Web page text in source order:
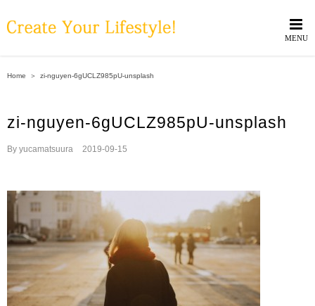
to
Home ＞ zi-nguyen-6gUCLZ985pU-unsplash
zi-nguyen-6gUCLZ985pU-unsplash
By yucamatsuura 2019-09-15